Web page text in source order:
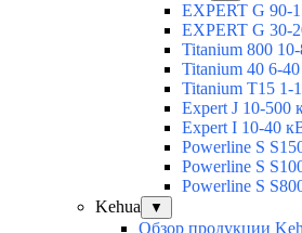
EXPERT G 90-
EXPERT G 30-
Titanium 800
Titanium 40 6-
Titanium T15 1-
Expert J 10-500
Expert I 10-40
Powerline S
Powerline S
Powerline S
Kehua
▼
Обзор продукции